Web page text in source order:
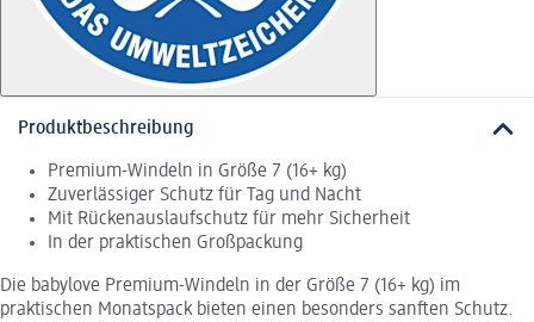
Produktbeschreibung
Premium-Windeln in Größe 7 (16+ kg)
Zuverlässiger Schutz für Tag und Nacht
Mit Rückenauslaufschutz für mehr Sicherheit
In der praktischen Großpackung
Die babylove Premium-Windeln in der Größe 7 (16+ kg) im
praktischen Monatspack bieten einen besonders sanften Schutz.